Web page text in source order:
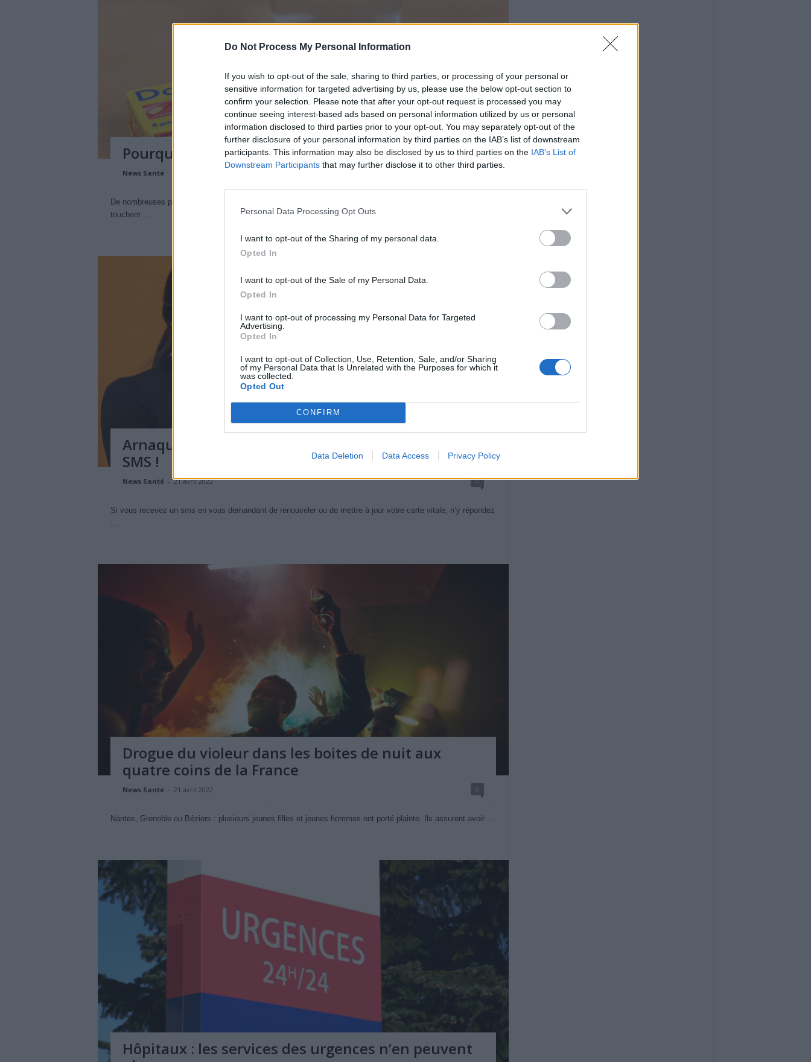
Do Not Process My Personal Information
If you wish to opt-out of the sale, sharing to third parties, or processing of your personal or
sensitive information for targeted advertising by us, please use the below opt-out section to
confirm your selection. Please note that after your opt-out request is processed you may
continue seeing interest-based ads based on personal information utilized by us or personal
information disclosed to third parties prior to your opt-out. You may separately opt-out of the
further disclosure of your personal information by third parties on the IAB’s list of downstream
participants. This information may also be disclosed by us to third parties on the IAB’s List of
Downstream Participants that may further disclose it to other third parties.
Personal Data Processing Opt Outs
I want to opt-out of the Sharing of my personal data.
Opted In
I want to opt-out of the Sale of my Personal Data.
Opted In
I want to opt-out of processing my Personal Data for Targeted
Advertising.
Opted In
I want to opt-out of Collection, Use, Retention, Sale, and/or Sharing
of my Personal Data that Is Unrelated with the Purposes for which it
was collected.
Opted Out
CONFIRM
Data Deletion Data Access Privacy Policy
Pourquoi le Doliprane est en rupture de stock ?
News Santé - 0
De nombreuses pharmacies sont en rupture de stock de Doliprane. En cause : la Covid et la grippe qui
touchent ...
Arnaque à la carte Vitale : ne répondez pas au
SMS !
News Santé - 21 avril 2022 0
Si vous recevez un sms en vous demandant de renouveler ou de mettre à jour votre carte vitale, n’y répondez
...
Drogue du violeur dans les boites de nuit aux
quatre coins de la France
News Santé - 21 avril 2022 0
Nantes, Grenoble ou Béziers : plusieurs jeunes filles et jeunes hommes ont porté plainte. Ils assurent avoir ...
Hôpitaux : les services des urgences n’en peuvent